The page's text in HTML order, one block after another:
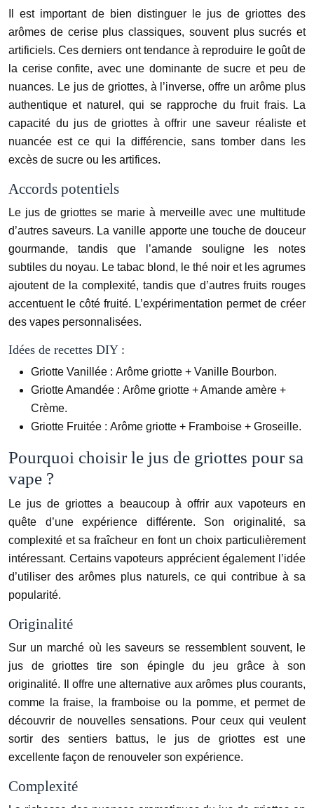
Il est important de bien distinguer le jus de griottes des
arômes de cerise plus classiques, souvent plus sucrés et
artificiels. Ces derniers ont tendance à reproduire le goût de
la cerise confite, avec une dominante de sucre et peu de
nuances. Le jus de griottes, à l’inverse, offre un arôme plus
authentique et naturel, qui se rapproche du fruit frais. La
capacité du jus de griottes à offrir une saveur réaliste et
nuancée est ce qui la différencie, sans tomber dans les
excès de sucre ou les artifices.
Accords potentiels
Le jus de griottes se marie à merveille avec une multitude
d’autres saveurs. La vanille apporte une touche de douceur
gourmande, tandis que l’amande souligne les notes
subtiles du noyau. Le tabac blond, le thé noir et les agrumes
ajoutent de la complexité, tandis que d’autres fruits rouges
accentuent le côté fruité. L’expérimentation permet de créer
des vapes personnalisées.
Idées de recettes DIY :
Griotte Vanillée : Arôme griotte + Vanille Bourbon.
Griotte Amandée : Arôme griotte + Amande amère +
Crème.
Griotte Fruitée : Arôme griotte + Framboise + Groseille.
Pourquoi choisir le jus de griottes pour sa
vape ?
Le jus de griottes a beaucoup à offrir aux vapoteurs en
quête d’une expérience différente. Son originalité, sa
complexité et sa fraîcheur en font un choix particulièrement
intéressant. Certains vapoteurs apprécient également l’idée
d’utiliser des arômes plus naturels, ce qui contribue à sa
popularité.
Originalité
Sur un marché où les saveurs se ressemblent souvent, le
jus de griottes tire son épingle du jeu grâce à son
originalité. Il offre une alternative aux arômes plus courants,
comme la fraise, la framboise ou la pomme, et permet de
découvrir de nouvelles sensations. Pour ceux qui veulent
sortir des sentiers battus, le jus de griottes est une
excellente façon de renouveler son expérience.
Complexité